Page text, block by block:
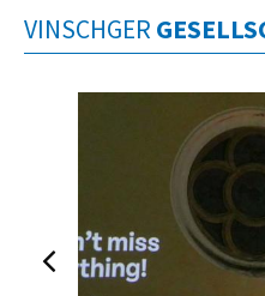
VINSCHGER